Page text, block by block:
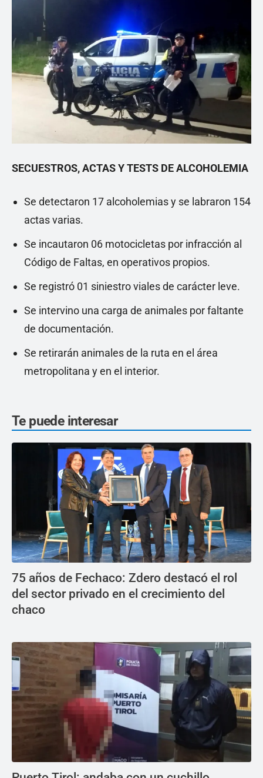
SECUESTROS, ACTAS Y TESTS DE ALCOHOLEMIA
Se detectaron 17 alcoholemias y se labraron 154
actas varias.
Se incautaron 06 motocicletas por infracción al
Código de Faltas, en operativos propios.
Se registró 01 siniestro viales de carácter leve.
Se intervino una carga de animales por faltante
de documentación.
Se retirarán animales de la ruta en el área
metropolitana y en el interior.
Te puede interesar
75 años de Fechaco: Zdero destacó el rol
del sector privado en el crecimiento del
chaco